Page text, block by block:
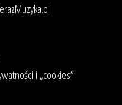
i „cookies”